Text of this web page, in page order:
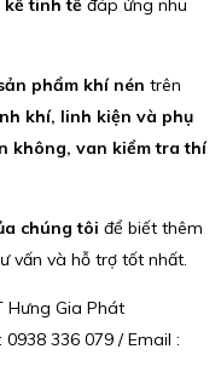
tinh tế đáp ứng nhu
phẩm khí nén trên
khí, linh kiện và phụ
không, van kiểm tra thí
chúng tôi để biết thêm
vấn và hỗ trợ tốt nhất.
Hưng Gia Phát
336 079 / Email :